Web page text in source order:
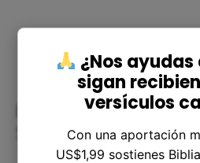
Preguntas
Samuel 14:16
¿Nos
sigan
versículos
Con una aportación
US$1,99 sostienes